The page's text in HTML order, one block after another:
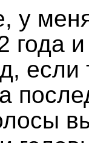
у
года
если